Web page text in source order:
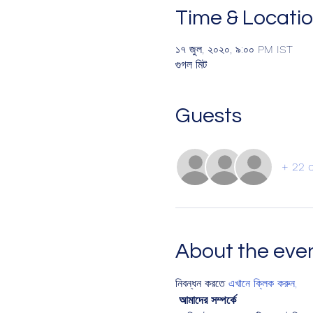
Time &
১৭ জুল, ২০২০, ৯:০০ PM IST
গুগল মিট
Guests
+ 22
About the
নিবন্ধন করতে এখানে ক্লিক করুন,
আমাদের সম্পর্কে